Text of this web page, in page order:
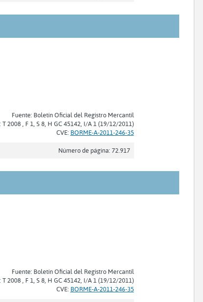
Fuente: Boletín Oficial del Registro Mercantil
2008 , F 1, S 8, H GC 45142, I/A 1 (19/12/2011)
CVE: BORME-A-2011-246-35
Número de página: 72.917
Fuente: Boletín Oficial del Registro Mercantil
2008 , F 1, S 8, H GC 45142, I/A 1 (19/12/2011)
CVE: BORME-A-2011-246-35